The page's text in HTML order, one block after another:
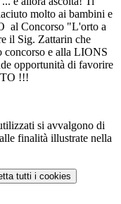
molto ai bambini e
al Concorso "L'orto a
il Sig. Zattarin che
concorso e alla LIONS
opportunità di favorire
!!!
si avvalgono di
finalità illustrate nella
tutti i cookies